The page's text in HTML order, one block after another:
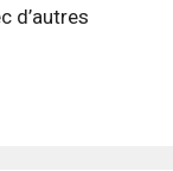
d’autres